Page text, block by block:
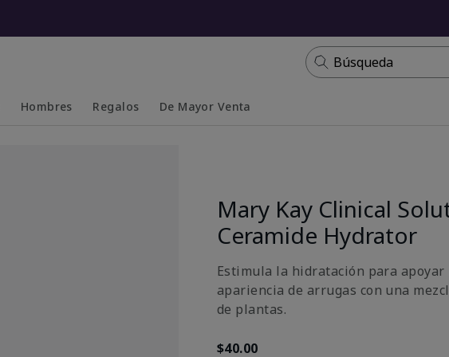
Búsqueda
Hombres Regalos De Mayor Venta
Mary Kay Clinical
Ceramide Hydrator
Estimula la hidratación para
apariencia de arrugas con una
de plantas.
$40.00